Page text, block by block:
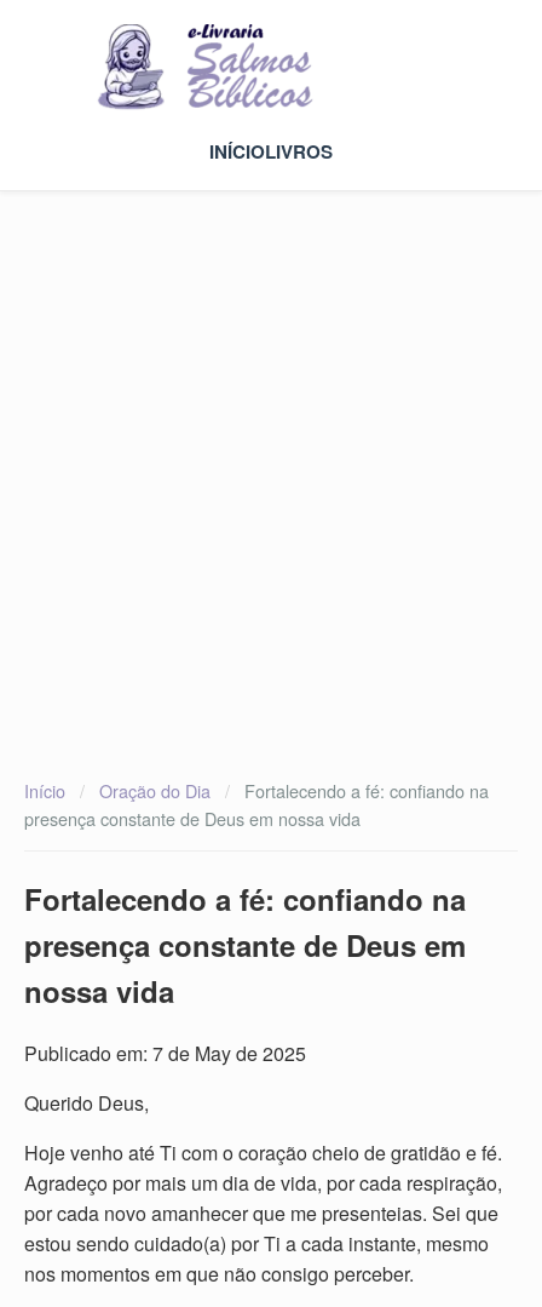
INÍCIOLIVROS
Início / Oração do Dia /
Fortalecendo a fé: confiando na
presença constante de Deus em nossa vida
Fortalecendo a fé: confiando na
presença constante de Deus em
nossa vida
Publicado em: 7 de May de 2025
Querido Deus,
Hoje venho até Ti com o coração cheio de gratidão e fé.
Agradeço por mais um dia de vida, por cada respiração,
por cada novo amanhecer que me presenteias. Sei que
estou sendo cuidado(a) por Ti a cada instante, mesmo
nos momentos em que não consigo perceber.